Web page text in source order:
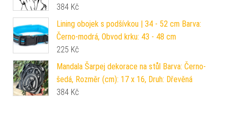
384 Kč
Lining obojek s podšívkou | 34 - 52 cm Barva:
Černo-modrá, Obvod krku: 43 - 48 cm
225 Kč
Mandala Šarpej dekorace na stůl Barva: Černo-
šedá, Rozměr (cm): 17 x 16, Druh: Dřevěná
384 Kč